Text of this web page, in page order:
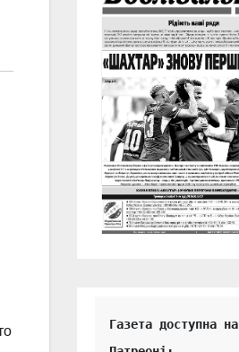
Газета доступна на